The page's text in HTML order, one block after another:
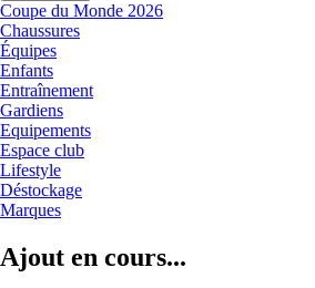
Coupe du Monde 2026
Chaussures
Équipes
Enfants
Entraînement
Gardiens
Equipements
Espace club
Lifestyle
Déstockage
Marques
Ajout en cours...